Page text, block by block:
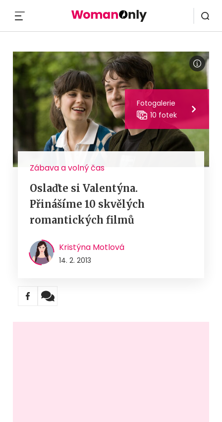
Fotogalerie
10 fotek
Zábava a volný čas
Oslaďte si Valentýna.
Přinášíme 10 skvělých
romantických filmů
Kristýna Motlová
14. 2. 2013